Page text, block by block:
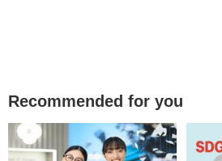
Recommended for you